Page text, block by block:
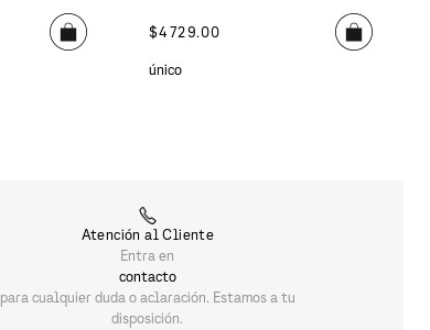
$4729.00
único
Atención al Cliente
Entra en
contacto
para cualquier duda o aclaración. Estamos a tu
disposición.